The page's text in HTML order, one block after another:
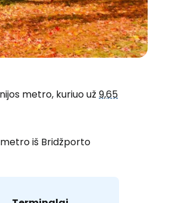
metro, kuriuo už 9,65
iš Bridžporto